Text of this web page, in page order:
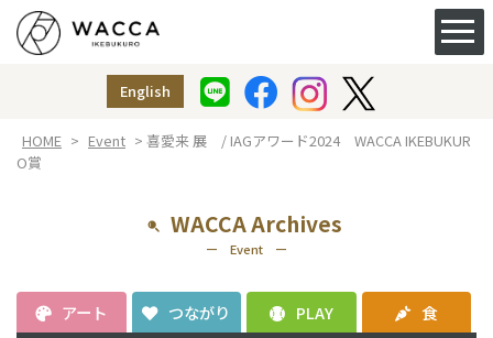
English
ACCESS&FACILITY
アクセス
（ベビー休憩室）
HOME > Event > 喜愛来 展 / IAGアワード2024 WACCA IKEBUKUR
O賞
WACCA Archives
ー Event ー
アート つながり PLAY 食